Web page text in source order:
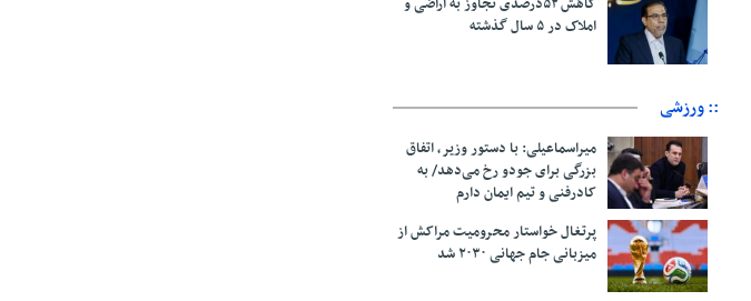
املاک در ۵ سال گذشته
:: ورزشی
میراسماعیلی: با دستور وزیر، اتفاق
بزرگی برای جودو رخ می‌دهد/ به
کادرفنی و تیم ایمان دارم
پرتغال خواستار محرومیت مراکش از
میزبانی جام جهانی ۲۰۳۰ شد